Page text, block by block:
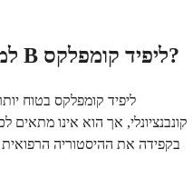
למי אסור לקחת אמפוטריצין B ליפיד קומפלקס?
בקפידה את ההיסטוריה